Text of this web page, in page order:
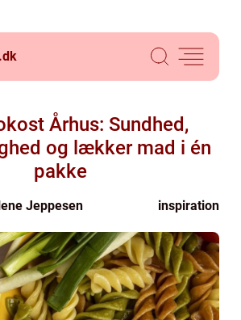
dk
Århus: Sundhed,
og lækker mad i én
pakke
Jeppesen inspiration